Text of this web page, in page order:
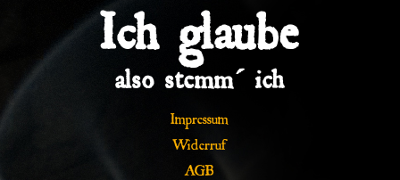
Ich glaube
also stemm´ ich
Impressum
Widerruf
AGB